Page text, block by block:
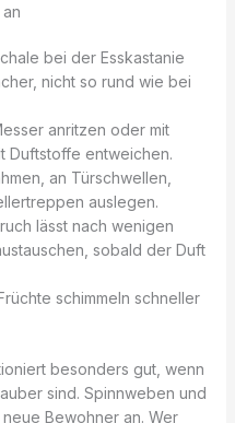
bei der Esskastanie
nicht so rund wie bei
anritzen oder mit
Duftstoffe entweichen.
an Türschwellen,
auslegen.
lässt nach wenigen
sobald der Duft
schimmeln schneller
besonders gut, wenn
sind. Spinnweben und
Bewohner an. Wer